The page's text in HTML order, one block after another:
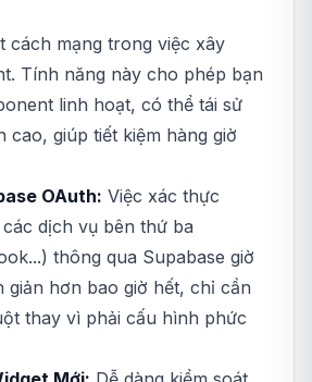
cách mạng trong việc xây
Tính năng này cho phép bạn
linh hoạt, có thể tái sử
cao, giúp tiết kiệm hàng giờ
OAuth: Việc xác thực
dịch vụ bên thứ ba
thông qua Supabase giờ
giản hơn bao giờ hết, chỉ cần
thay vì phải cấu hình phức